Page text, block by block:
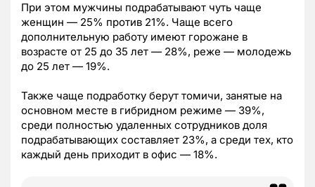
При этом мужчины подрабатывают чуть чаще
женщин — 25% против 21%. Чаще всего
дополнительную работу имеют горожане в
возрасте от 25 до 35 лет — 28%, реже — молодежь
до 25 лет — 19%.
Также чаще подработку берут томичи, занятые на
основном месте в гибридном режиме — 39%,
среди полностью удаленных сотрудников доля
подрабатывающих составляет 23%, а среди тех, кто
каждый день приходит в офис — 18%.